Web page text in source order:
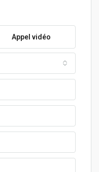
Appel vidéo